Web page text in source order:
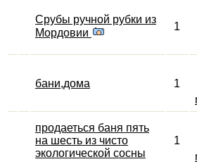
Срубы ручной рубки из
Мордовии
1
бани,дома 1
продаеться баня пять
на шесть из чисто
экологической сосны
1